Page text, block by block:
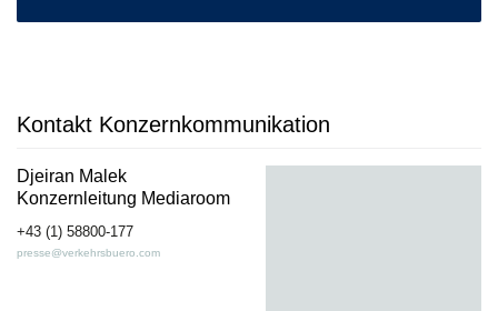
Kontakt Konzernkommunikation
Djeiran Malek
Konzernleitung Mediaroom
+43 (1) 58800-177
presse@verkehrsbuero.com